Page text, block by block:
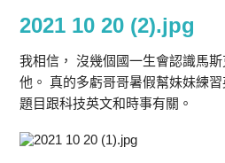
2021 10 20 (2).jpg
我相信， 沒幾個國一生會認識馬
他。 真的多虧哥哥暑假幫妹妹練
題目跟科技英文和時事有關。